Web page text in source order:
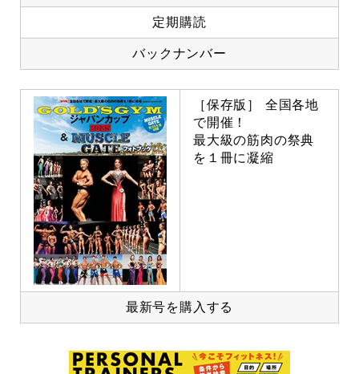
定期購読
バックナンバー
［保存版］ 全国各地
で開催！
最大級の筋肉の祭典
を１冊に凝縮
最新号を購入する